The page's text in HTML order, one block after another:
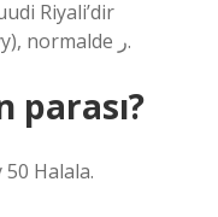
Riyali’dir
(Arapça: ريال سعودي riyāl suʿūdiyy), normalde ر.
parası?
Halala.